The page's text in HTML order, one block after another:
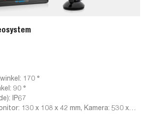
170 °
90 °
IP67
130 x 108 x 42 mm, Kamera: 530 x